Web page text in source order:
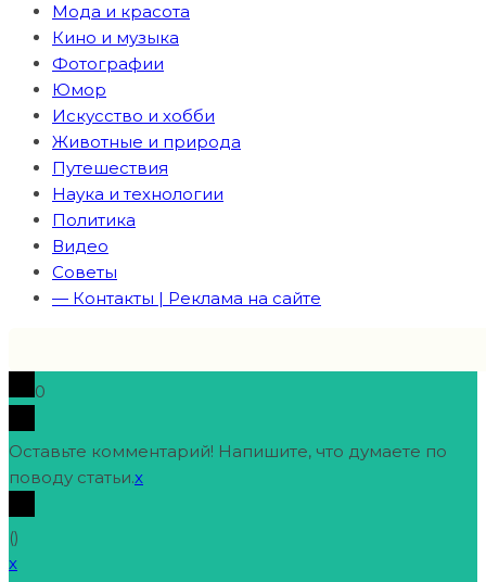
Мода и красота
Кино и музыка
Фотографии
Юмор
Искусство и хобби
Животные и природа
Путешествия
Наука и технологии
Политика
Видео
Советы
— Контакты | Реклама на сайте
0
Оставьте комментарий! Напишите, что думаете по
поводу статьи.x
()
x